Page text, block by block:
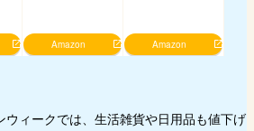
Amazon Amazon
ウィークでは、生活雑貨や日用品も値下げ